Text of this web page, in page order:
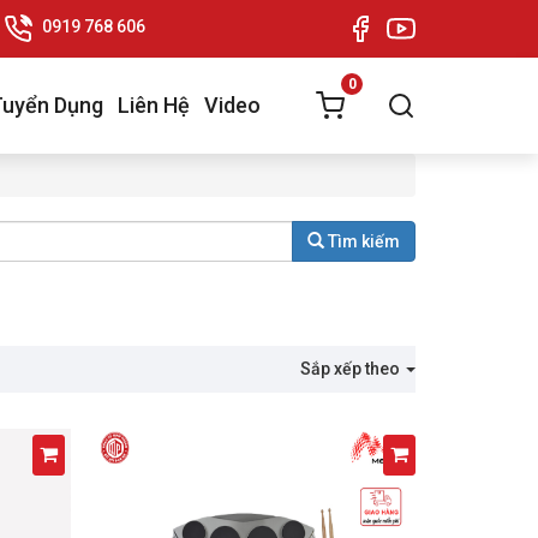
0919 768 606
Dụng Liên Hệ Video
0
Tìm kiếm
Sắp xếp theo